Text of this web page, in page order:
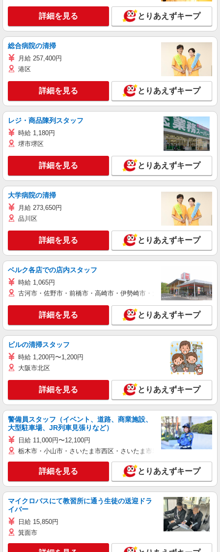
詳細を見る とりあえずキープ
総合病院の清掃
月給 257,400円
港区
詳細を見る とりあえずキープ
レジ・商品陳列スタッフ
時給 1,180円
堺市堺区
詳細を見る とりあえずキープ
大学病院の清掃
月給 273,650円
品川区
詳細を見る とりあえずキープ
ベルク各店での店内スタッフ
時給 1,065円
古河市・佐野市・前橋市・高崎市・伊勢崎市・太田市・館林市・藤
詳細を見る とりあえずキープ
ビルの清掃スタッフ
時給 1,200円〜1,200円
大阪市北区
詳細を見る とりあえずキープ
警備員スタッフ（イベント、道路、商業施設、
大型駐車場、JR列車見張りなど）
日給 11,000円〜12,100円
栃木市・小山市・さいたま市西区・さいたま市岩槻区・久喜市・蓮田
詳細を見る とりあえずキープ
マイクロバスにて教習所に通う生徒の送迎ドラ
イバー
日給 15,850円
箕面市